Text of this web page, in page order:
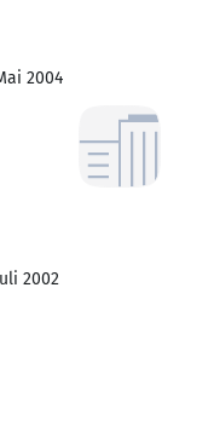
2004
2002